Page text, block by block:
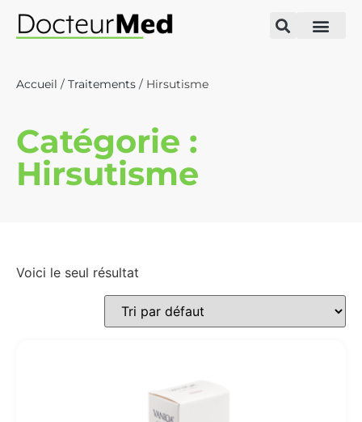
Accueil / Traitements / Hirsutisme
Catégorie :
Hirsutisme
Voici le seul résultat